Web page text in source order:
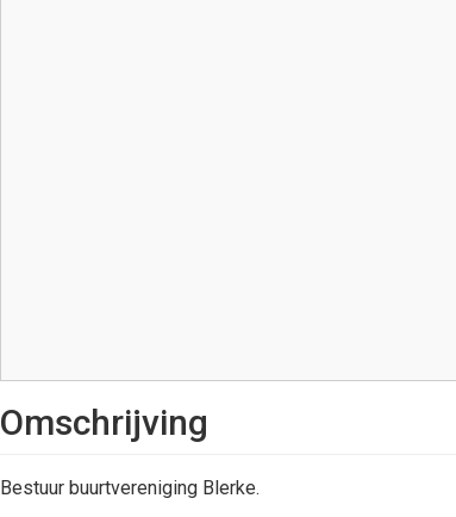
Omschrijving
Bestuur buurtvereniging Blerke.